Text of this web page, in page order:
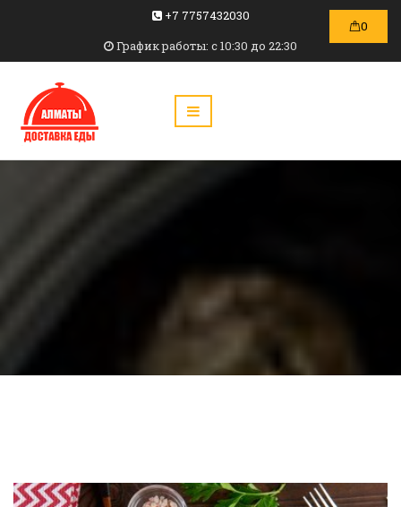
+7 7757432030
График работы: c 10:30 до 22:30
0